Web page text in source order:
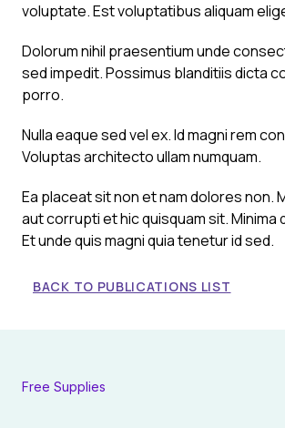
voluptate. Est voluptatibus aliquam
Dolorum nihil praesentium unde
sed impedit. Possimus blanditiis dicta
porro.
Nulla eaque sed vel ex. Id magni rem
Voluptas architecto ullam numquam.
Ea placeat sit non et nam dolores non.
aut corrupti et hic quisquam sit. Minima
Et unde quis magni quia tenetur id sed.
BACK TO PUBLICATIONS LIST
Free Supplies